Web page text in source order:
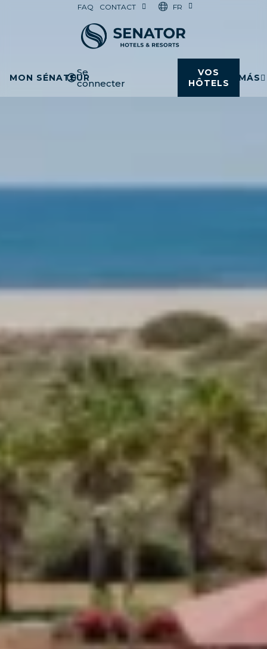
FAQ CONTACT FR
MON SÉNATEUR
Se
connecter
VOS
HÔTELS
MÁS